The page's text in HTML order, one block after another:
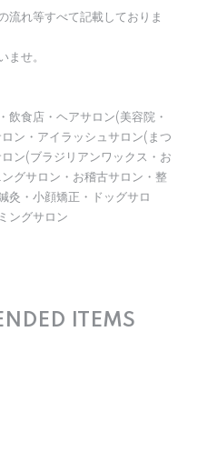
流れ等すべて記載しておりま
ませ。
飲食店・ヘアサロン(美容院・
ン・アイラッシュサロン(まつ
ン(ブラジリアンワックス・お
グサロン・お稽古サロン・整
灸・小顔矯正・ドッグサロ
ングサロン
ITEMS